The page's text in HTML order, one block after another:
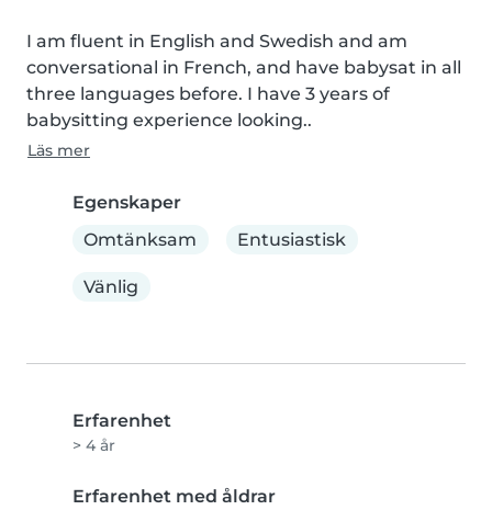
I am fluent in English and Swedish and am
conversational in French, and have babysat in all
three languages before. I have 3 years of
babysitting experience looking..
Läs mer
Egenskaper
Omtänksam
Entusiastisk
Vänlig
Erfarenhet
> 4 år
Erfarenhet med åldrar